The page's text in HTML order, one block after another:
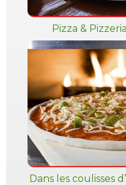
Pizza &
Dans les coulisses